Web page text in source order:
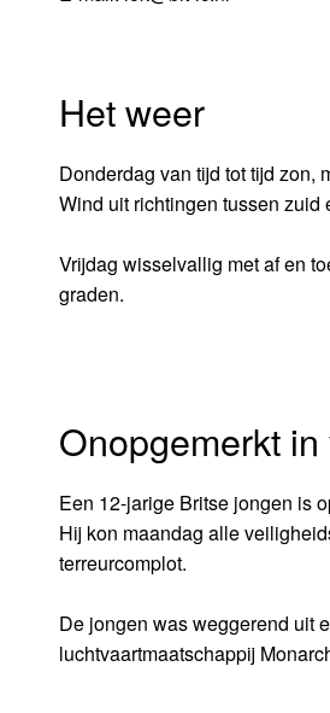
Het weer
Donderdag van tijd tot tijd zon,
Wind uit richtingen tussen zuid
Vrijdag wisselvallig met af en
graden.
Onopgemerkt
Een 12-jarige Britse jongen is
Hij kon maandag alle
terreurcomplot.
De jongen was weggerend uit
luchtvaartmaatschappij